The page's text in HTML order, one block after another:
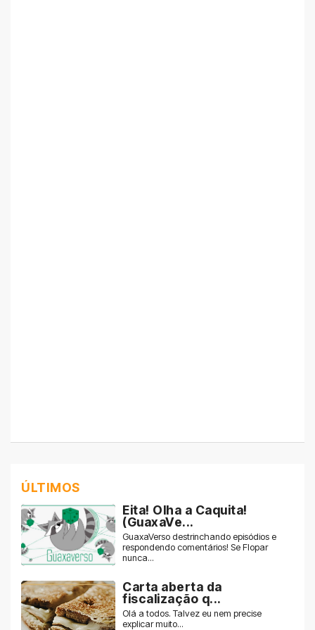
ÚLTIMOS
Eita! Olha a Caquita!
(GuaxaVe...
GuaxaVerso destrinchando episódios e
respondendo comentários! Se Flopar
nunca...
Carta aberta da
fiscalização q...
Olá a todos. Talvez eu nem precise
explicar muito...